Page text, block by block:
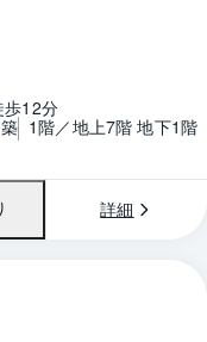
歩12分
1階／地上7階 地下1階
詳細
間取り